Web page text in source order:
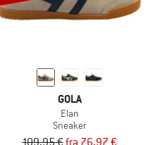
GOLA
Elan
Sneaker